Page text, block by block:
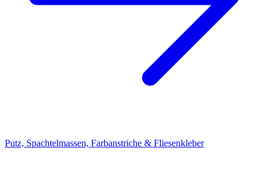
Putz, Spachtelmassen, Farbanstriche & Fliesenkleber